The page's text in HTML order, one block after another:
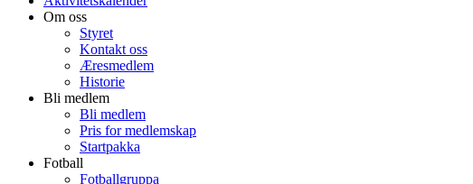
Om oss
Styret
Kontakt oss
Æresmedlem
Historie
Bli medlem
Bli medlem
Pris for medlemskap
Startpakka
Fotball
Fotballgruppa